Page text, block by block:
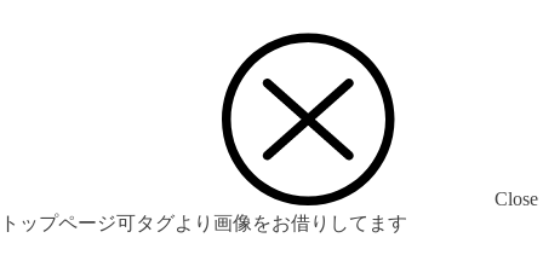
Close
トップページ可タグより画像をお借りしてます